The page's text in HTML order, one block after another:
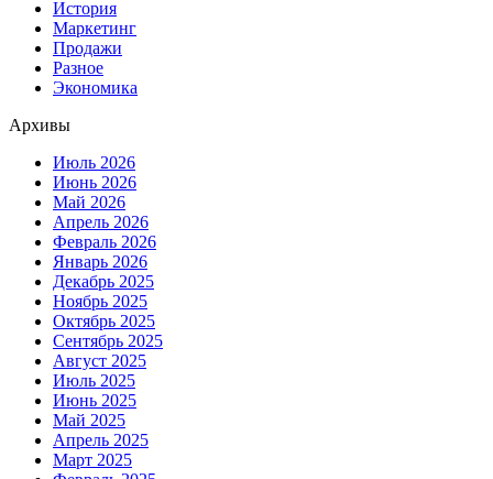
История
Маркетинг
Продажи
Разное
Экономика
Архивы
Июль 2026
Июнь 2026
Май 2026
Апрель 2026
Февраль 2026
Январь 2026
Декабрь 2025
Ноябрь 2025
Октябрь 2025
Сентябрь 2025
Август 2025
Июль 2025
Июнь 2025
Май 2025
Апрель 2025
Март 2025